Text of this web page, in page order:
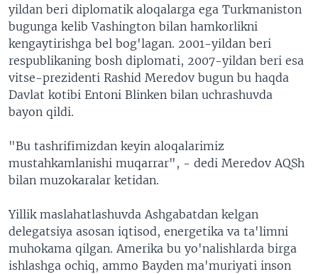
yildan beri diplomatik aloqalarga ega Turkmaniston
bugunga kelib Vashington bilan hamkorlikni
kengaytirishga bel bog'lagan. 2001-yildan beri
respublikaning bosh diplomati, 2007-yildan beri esa
vitse-prezidenti Rashid Meredov bugun bu haqda
Davlat kotibi Entoni Blinken bilan uchrashuvda
bayon qildi.
"Bu tashrifimizdan keyin aloqalarimiz
mustahkamlanishi muqarrar", - dedi Meredov AQSh
bilan muzokaralar ketidan.
Yillik maslahatlashuvda Ashgabatdan kelgan
delegatsiya asosan iqtisod, energetika va ta'limni
muhokama qilgan. Amerika bu yo'nalishlarda birga
ishlashga ochiq, ammo Bayden ma'muriyati inson